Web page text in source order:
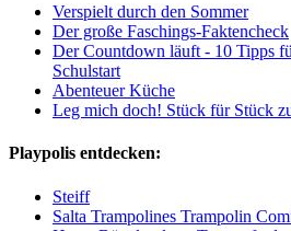
Verspielt durch den Sommer
Der große Faschings-Faktencheck
Der Countdown läuft - 10 Tipps
Schulstart
Abenteuer Küche
Leg mich doch! Stück für Stück
Playpolis entdecken:
Steiff
Salta Trampolines Trampolin